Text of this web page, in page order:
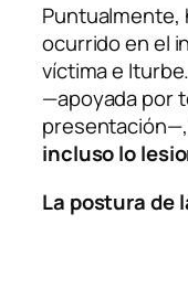
Puntualmente,
ocurrido en el
víctima e
—apoyada por
incluso lo
La postura de